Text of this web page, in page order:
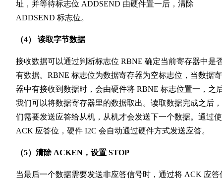
址，并等待标志位 ADDSEND 由硬件置一后，清除
ADDSEND 标志位。
（4） 读取字节数据
接收数据可以通过判断标志位 RBNE 确定当前寄存器中是
有数据。RBNE 标志位为数据寄存器为空标志位，当数据
器中有接收到数据时，会由硬件将 RBNE 标志位置一，之
我们可以将数据寄存器里的数据取出。读取数据完成之后
们需要发送应答给从机，从机才会发送下一个数据。通过
ACK 应答位，硬件 I2C 会自动通过硬件方式发送应答。
（5）清除 ACKEN，设置 STOP
当最后一个数据需要发送非应答信号时，通过将 ACK 应答